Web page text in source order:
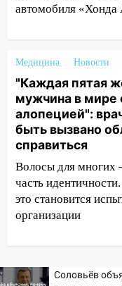
14:22 В Новом
большой
«Мураками»
14:04 Жару
погоды в
выходные 8-9
13:30 В
полицейские
пассажира»
13:20 В
обокрали
выбросил из
автомобиля «Хонда
Медицина Новости
"Каждая пятая
мужчина в мире
алопецией":
быть вызвано
справиться
Волосы для многих
часть
это становится
организации
Соловьёв